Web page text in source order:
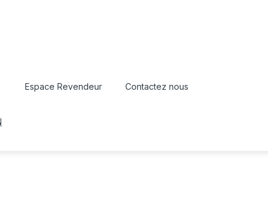
Espace Revendeur Contactez nous